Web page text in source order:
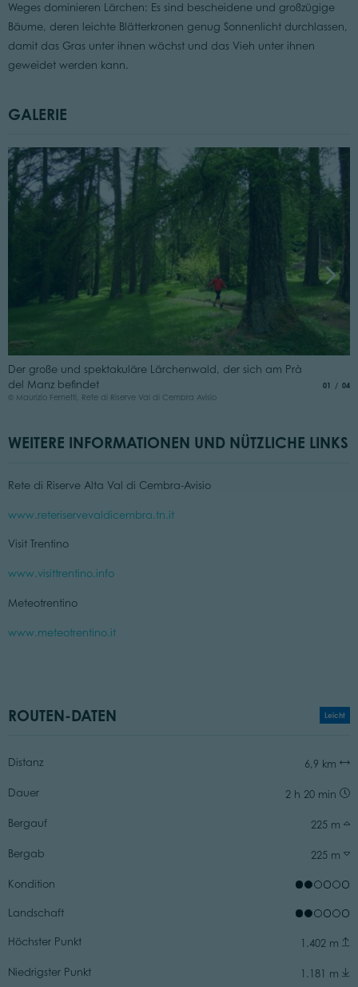
Weges dominieren Lärchen: Es sind bescheidene und großzügige
Bäume, deren leichte Blätterkronen genug Sonnenlicht durchlassen,
damit das Gras unter ihnen wächst und das Vieh unter ihnen
geweidet werden kann.
GALERIE
Der große und spektakuläre Lärchenwald, der sich am Prà
del Manz befindet
© Maurizio Fernetti, Rete di Riserve Val di Cembra Avisio
01 von
04
WEITERE INFORMATIONEN UND NÜTZLICHE LINKS
Rete di Riserve Alta Val di Cembra-Avisio
www.reteriservevaldicembra.tn.it
Visit Trentino
www.visittrentino.info
Meteotrentino
www.meteotrentino.it
ROUTEN-DATEN Leicht
Distanz 6,9 km
Dauer 2 h 20 min
Bergauf 225 m
Bergab 225 m
Kondition
Landschaft
Höchster Punkt 1.402 m
Niedrigster Punkt 1.181 m